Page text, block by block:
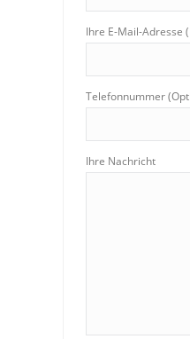
Ihre E-Mail-Adresse
Telefonnummer
Ihre Nachricht